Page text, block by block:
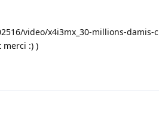
video/x4i3mx_30-millions-damis-
merci :) )